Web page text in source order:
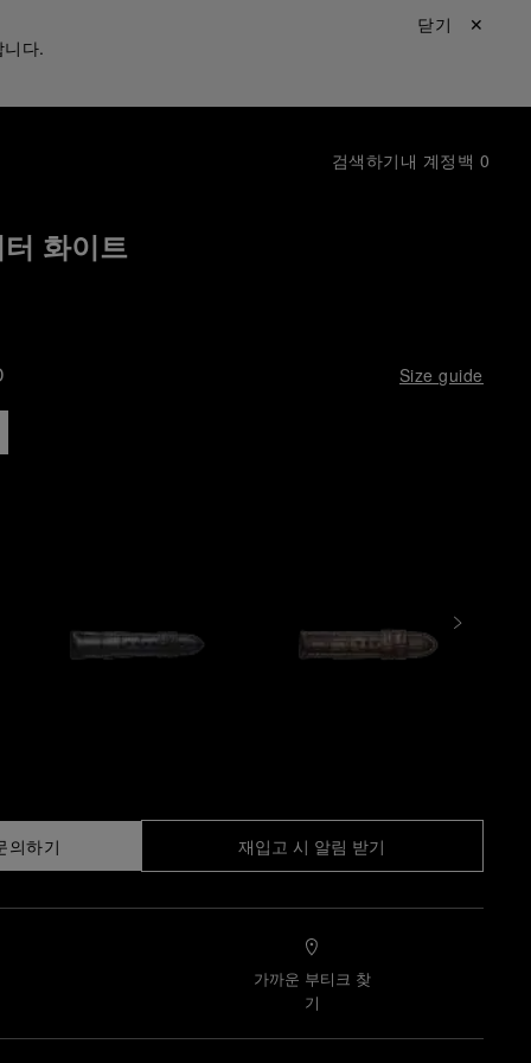
다.
닫기 ✕
검색하기 내 계정 백 0
화이트
Size guide
의하기 재입고 시 알림 받기
가까운 부티크 찾
기